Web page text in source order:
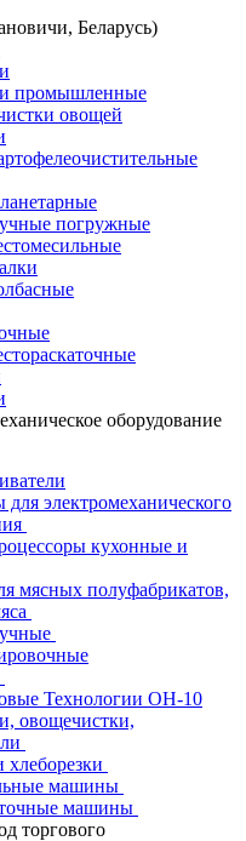
Беларусь)
промышленные
овощей
погружные
оборудование
для электромеханического
кухонные и
мясных полуфабрикатов,
Технологии ОН-10
овощечистки,
машины
машины
торгового